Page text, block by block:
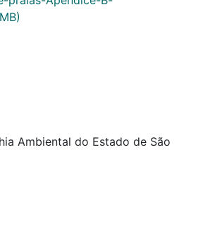
Ambiental do Estado de São